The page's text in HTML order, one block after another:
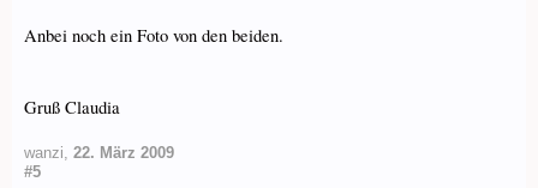
Anbei noch ein Foto von den beiden.
Gruß Claudia
wanzi, 22. März 2009
#5